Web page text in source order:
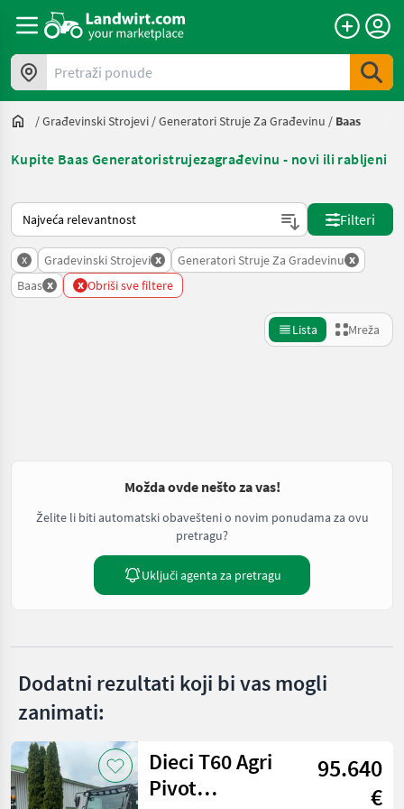
Pretraži ponude
/Građevinski Strojevi /Generatori Struje Za Građevinu / Baas
Kupite Baas Generatoristrujezagrađevinu - novi ili rabljeni
Način na koji sortira Landwirt.com
Filteri
x Gradevinski Strojevi x Generatori Struje Za Gradevinu x
Baas x x Obriši sve filtere
Lista Mreža
Možda ovde nešto za vas!
Želite li biti automatski obavešteni o novim ponudama za ovu
pretragu?
Uključi agenta za pretragu
Dodatni rezultati koji bi vas mogli
zanimati:
Dieci T60 Agri
Pivot
95.640
€